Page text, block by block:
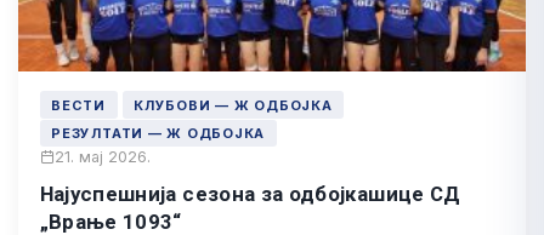
ВЕСТИ
КЛУБОВИ — Ж ОДБОЈКА
РЕЗУЛТАТИ — Ж ОДБОЈКА
21. мај 2026.
Најуспешнија сезона за одбојкашице СД
„Врање 1093“